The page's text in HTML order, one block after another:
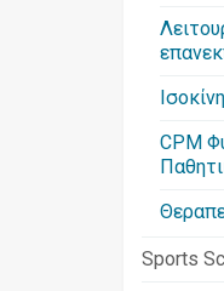
CPM
Sports